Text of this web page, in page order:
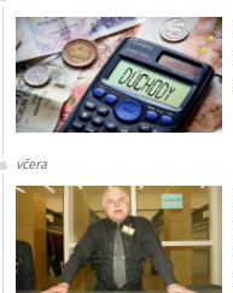
včera